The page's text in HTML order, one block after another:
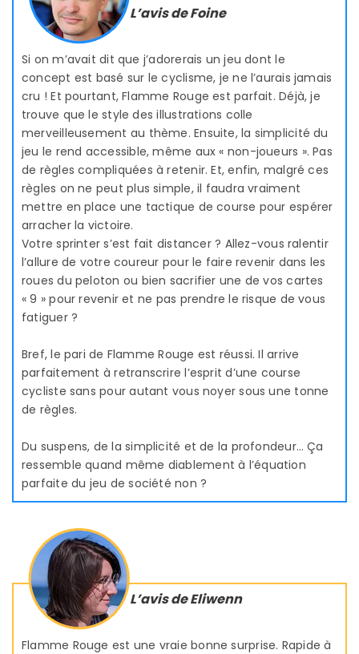
L’avis de Foine
Si on m’avait dit que j’adorerais un jeu dont le
concept est basé sur le cyclisme, je ne l’aurais jamais
cru ! Et pourtant, Flamme Rouge est parfait. Déjà, je
trouve que le style des illustrations colle
merveilleusement au thème. Ensuite, la simplicité du
jeu le rend accessible, même aux « non-joueurs ». Pas
de règles compliquées à retenir. Et, enfin, malgré ces
règles on ne peut plus simple, il faudra vraiment
mettre en place une tactique de course pour espérer
arracher la victoire.
Votre sprinter s’est fait distancer ? Allez-vous ralentir
l’allure de votre coureur pour le faire revenir dans les
roues du peloton ou bien sacrifier une de vos cartes
« 9 » pour revenir et ne pas prendre le risque de vous
fatiguer ?
Bref, le pari de Flamme Rouge est réussi. Il arrive
parfaitement à retranscrire l’esprit d’une course
cycliste sans pour autant vous noyer sous une tonne
de règles.
Du suspens, de la simplicité et de la profondeur… Ça
ressemble quand même diablement à l’équation
parfaite du jeu de société non ?
L’avis de Eliwenn
Flamme Rouge est une vraie bonne surprise. Rapide à